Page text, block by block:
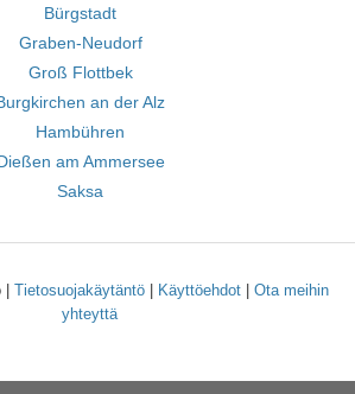
Bürgstadt
Graben-Neudorf
Groß Flottbek
an der Alz
Hambühren
am Ammersee
Saksa
Tietosuojakäytäntö| Käyttöehdot| Ota meihin
yhteyttä